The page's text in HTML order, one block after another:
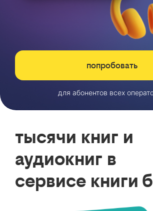
попробовать
для абонентов всех
тысячи книг и
аудиокниг в
сервисе книги